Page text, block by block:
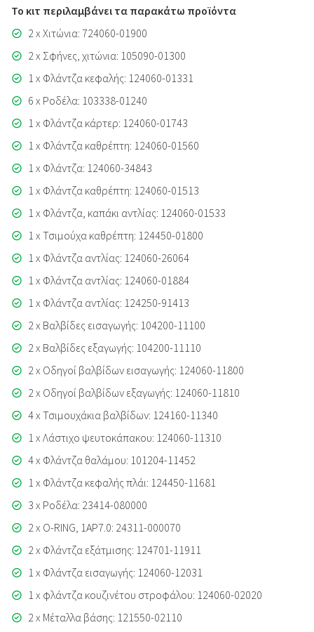
Το κιτ περιλαμβάνει τα παρακάτω προϊόντα
2 x Χιτώνια: 724060-01900
2 x Σφήνες, χιτώνια: 105090-01300
1 x Φλάντζα κεφαλής: 124060-01331
6 x Ροδέλα: 103338-01240
1 x Φλάντζα κάρτερ: 124060-01743
1 x Φλάντζα καθρέπτη: 124060-01560
1 x Φλάντζα: 124060-34843
1 x Φλάντζα καθρέπτη: 124060-01513
1 x Φλάντζα, καπάκι αντλίας: 124060-01533
1 x Τσιμούχα καθρέπτη: 124450-01800
1 x Φλάντζα αντλίας: 124060-26064
1 x Φλάντζα αντλίας: 124060-01884
1 x Φλάντζα αντλίας: 124250-91413
2 x Βαλβίδες εισαγωγής: 104200-11100
2 x Βαλβίδες εξαγωγής: 104200-11110
2 x Οδηγοί βαλβίδων εισαγωγής: 124060-11800
2 x Οδηγοί βαλβίδων εξαγωγής: 124060-11810
4 x Τσιμουχάκια βαλβίδων: 124160-11340
1 x Λάστιχο ψευτοκάπακου: 124060-11310
4 x Φλάντζα θαλάμου: 101204-11452
1 x Φλάντζα κεφαλής πλάι: 124450-11681
3 x Ροδέλα: 23414-080000
2 x O-RING, 1AP7.0: 24311-000070
2 x Φλάντζα εξάτμισης: 124701-11911
1 x Φλάντζα εισαγωγής: 124060-12031
1 x φλάντζα κουζινέτου στροφάλου: 124060-02020
2 x Μέταλλα βάσης: 121550-02110